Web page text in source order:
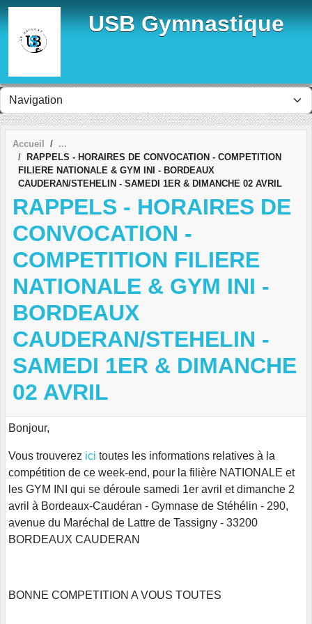
USB Gymnastique
Accueil
RAPPELS - HORAIRES DE CONVOCATION - COMPETITION
FILIERE NATIONALE & GYM INI - BORDEAUX
CAUDERAN/STEHELIN - SAMEDI 1ER & DIMANCHE 02 AVRIL
RAPPELS - HORAIRES DE
CONVOCATION -
COMPETITION FILIERE
NATIONALE & GYM INI -
BORDEAUX
CAUDERAN/STEHELIN -
SAMEDI 1ER & DIMANCHE
02 AVRIL
Bonjour,
Vous trouverez ici toutes les informations relatives à la
compétition de ce week-end, pour la filière NATIONALE et
les GYM INI qui se déroule samedi 1er avril et dimanche 2
avril à Bordeaux-Caudéran - Gymnase de Stéhélin - 290,
avenue du Maréchal de Lattre de Tassigny - 33200
BORDEAUX CAUDERAN
BONNE COMPETITION A VOUS TOUTES
Panneau de gestion des cookies